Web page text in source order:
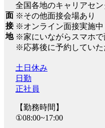
面
接
地
全国各地のキャリアセン
※その他面接会場あり
※オンライン面接実施中
※家にいながらスマホ
※応募後に予約していた
土日休み
日勤
正社員
【勤務時間】
①08:00~17:00